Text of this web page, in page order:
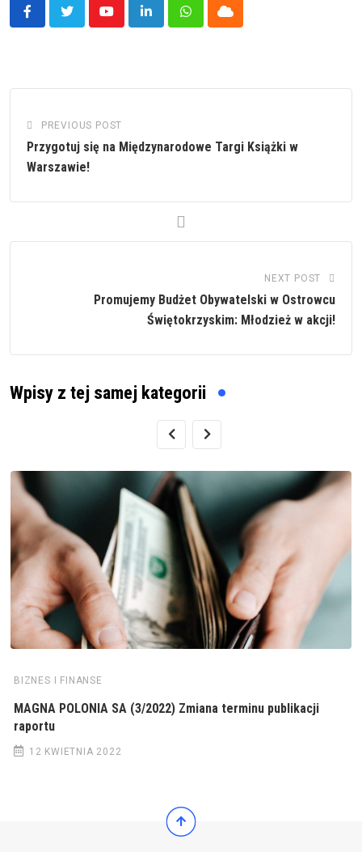
YoutubeLinkedInWhatsappCloud
PREVIOUS POST
Przygotuj się na Międzynarodowe Targi Książki w
Warszawie!
NEXT POST
Promujemy Budżet Obywatelski w Ostrowcu
Świętokrzyskim: Młodzież w akcji!
Wpisy z tej samej kategorii
BIZNES I FINANSE
MAGNA POLONIA SA (3/2022) Zmiana terminu publikacji
raportu
12 KWIETNIA 2022